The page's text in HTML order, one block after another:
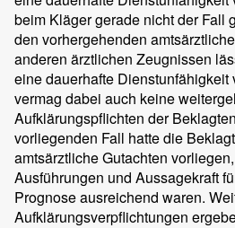
beim Kläger gerade nicht der Fall
den vorhergehenden
anderen ärztlichen Zeugnissen
eine dauerhafte Dienstunfähigkeit
vermag dabei auch keine
Aufklärungspflichten der
vorliegenden Fall hatte die
amtsärztliche Gutachten
Ausführungen und Aussagekraft
Prognose ausreichend waren.
Aufklärungsverpflichtungen